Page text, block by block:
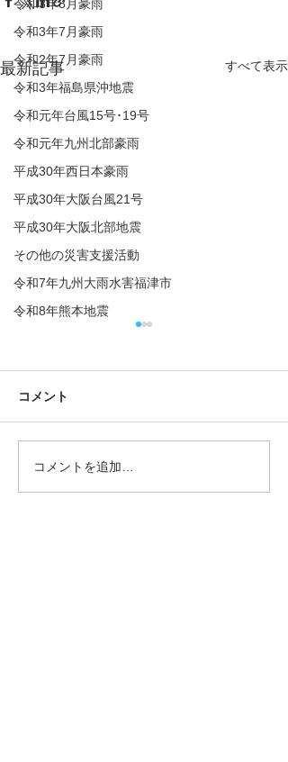
令和3年8月豪雨
令和3年7月豪雨
令和2年7月豪雨
令和3年福島県沖地震
令和元年台風15号･19号
令和元年九州北部豪雨
平成30年西日本豪雨
平成30年大阪台風21号
平成30年大阪北部地震
その他の災害支援活動
令和7年九州大雨水害福津市
令和8年熊本地震
最新記事 すべて表示
2026/08/01 令和6年石川
県能登半島地震及び豪雨
コメント
コメントを追加…